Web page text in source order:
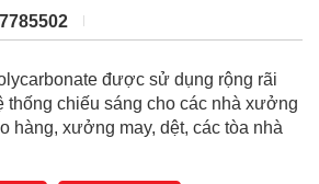
được sử dụng rộng rãi
thống chiếu sáng cho các nhà xưởng
hàng, xưởng may, dệt, các tòa nhà